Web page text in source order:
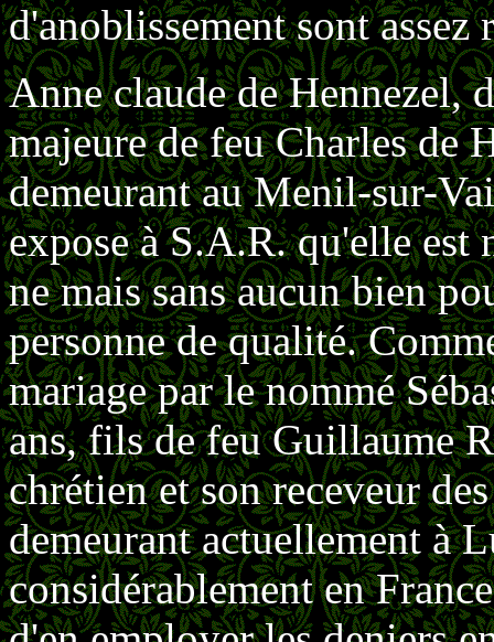
d'anoblissement sont assez
Anne claude de Hennezel,
majeure de feu Charles de
demeurant au Menil-sur-
expose à S.A.R. qu'elle
ne mais sans aucun bien
personne de qualité.
mariage par le nommé
ans, fils de feu Guillaume
chrétien et son receveur
demeurant actuelle­ment à
considérablement en